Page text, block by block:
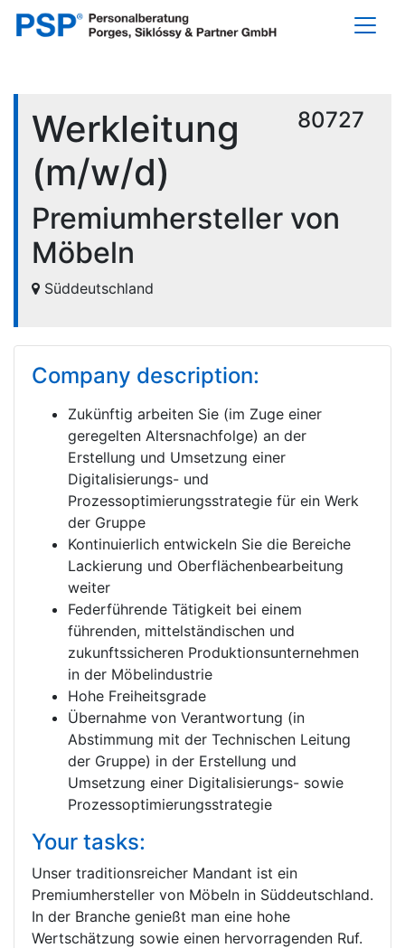
80727
Werkleitung
(m/w/d)
Premiumhersteller von
Möbeln
Süddeutschland
Company description:
Zukünftig arbeiten Sie (im Zuge einer
geregelten Altersnachfolge) an der
Erstellung und Umsetzung einer
Digitalisierungs- und
Prozessoptimierungsstrategie für ein Werk
der Gruppe
Kontinuierlich entwickeln Sie die Bereiche
Lackierung und Oberflächenbearbeitung
weiter
Federführende Tätigkeit bei einem
führenden, mittelständischen und
zukunftssicheren Produktionsunternehmen
in der Möbelindustrie
Hohe Freiheitsgrade
Übernahme von Verantwortung (in
Abstimmung mit der Technischen Leitung
der Gruppe) in der Erstellung und
Umsetzung einer Digitalisierungs- sowie
Prozessoptimierungsstrategie
Your tasks:
Unser traditionsreicher Mandant ist ein
Premiumhersteller von Möbeln in Süddeutschland.
In der Branche genießt man eine hohe
Wertschätzung sowie einen hervorragenden Ruf.